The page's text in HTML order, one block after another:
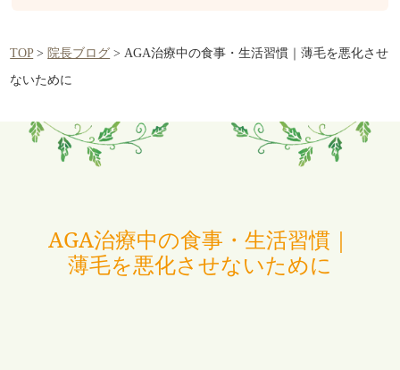
TOP> 院長ブログ > AGA治療中の食事・生活習慣｜薄毛を悪化させ
ないために
AGA治療中の食事・生活習慣｜
薄毛を悪化させないために